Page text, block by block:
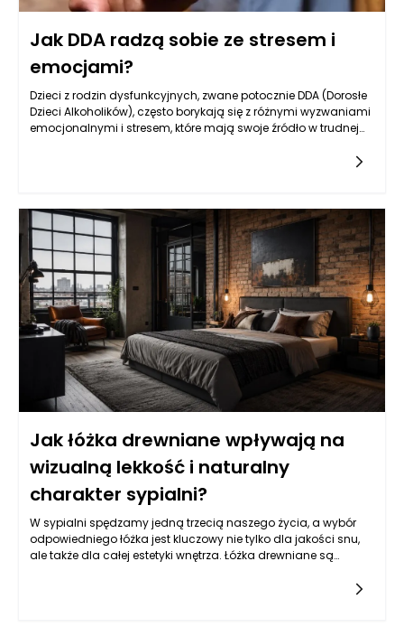
Jak DDA radzą sobie ze stresem i
emocjami?
Dzieci z rodzin dysfunkcyjnych, zwane potocznie DDA (Dorosłe
Dzieci Alkoholików), często borykają się z różnymi wyzwaniami
emocjonalnymi i stresem, które mają swoje źródło w trudnej
podkreślają, że doświadczenia z dzieciństwa mają trwały
wpływ na rozwój emocjonalny DDA, co skutkuje specyficznymi
mechanizmami obronnymi oraz strategią radzenia sobie w
dorosłym życiu. DDA niejednokrotnie stają przed wyzwaniami,
które wymagają od nich poszukiwania skutecznych metod
radzenia sobie ze stresem oraz regulacji emocji, by móc
funkcjonować w złożonym świecie dorosłości.
Jak łóżka drewniane wpływają na
wizualną lekkość i naturalny
charakter sypialni?
W sypialni spędzamy jedną trzecią naszego życia, a wybór
odpowiedniego łóżka jest kluczowy nie tylko dla jakości snu,
ale także dla całej estetyki wnętrza. Łóżka drewniane są
naturalny wygląd, trwałość oraz piękno, które potrafi dodać